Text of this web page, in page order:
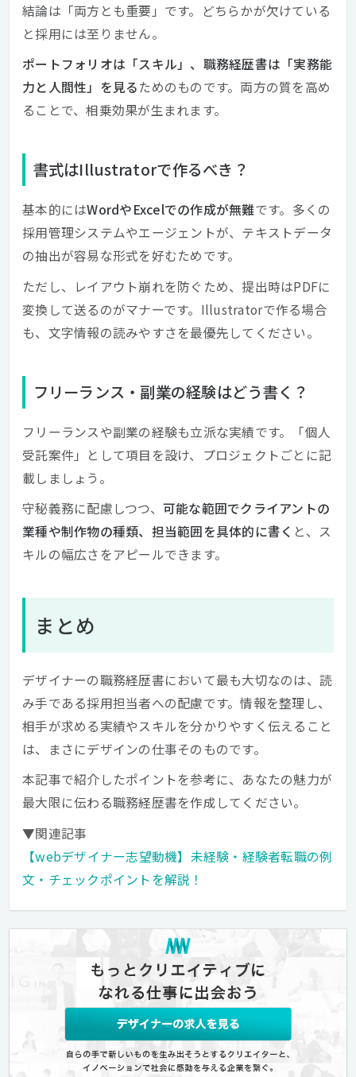
結論は「両方とも重要」です。どちらかが欠けている
と採用には至りません。
ポートフォリオは「スキル」、職務経歴書は「実務能
力と人間性」を見るためのものです。両方の質を高め
ることで、相乗効果が生まれます。
書式はIllustratorで作るべき？
基本的にはWordやExcelでの作成が無難です。多くの
採用管理システムやエージェントが、テキストデータ
の抽出が容易な形式を好むためです。
ただし、レイアウト崩れを防ぐため、提出時はPDFに
変換して送るのがマナーです。Illustratorで作る場合
も、文字情報の読みやすさを最優先してください。
フリーランス・副業の経験はどう書く？
フリーランスや副業の経験も立派な実績です。「個人
受託案件」として項目を設け、プロジェクトごとに記
載しましょう。
守秘義務に配慮しつつ、 可能な範囲でクライアントの
業種や制作物の種類、担当範囲を具体的に書く と、ス
キルの幅広さをアピールできます。
まとめ
デザイナーの職務経歴書において最も大切なのは、読
み手である採用担当者への配慮です。情報を整理し、
相手が求める実績やスキルを分かりやすく伝えること
は、まさにデザインの仕事そのものです。
本記事で紹介したポイントを参考に、あなたの魅力が
最大限に伝わる職務経歴書を作成してください。
▼関連記事
【webデザイナー志望動機】未経験・経験者転職の例
文・チェックポイントを解説！